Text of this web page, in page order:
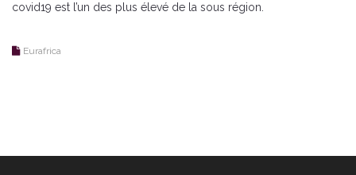
covid19 est l’un des plus élevé de la sous région.
Eurafrica